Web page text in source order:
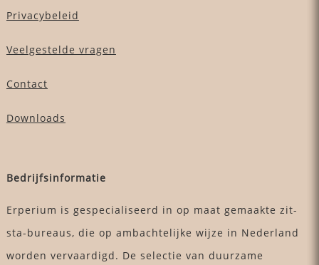
Privacybeleid
Veelgestelde vragen
Contact
Downloads
Bedrijfsinformatie
Erperium is gespecialiseerd in op maat gemaakte zit-
sta-bureaus, die op ambachtelijke wijze in Nederland
worden vervaardigd. De selectie van duurzame